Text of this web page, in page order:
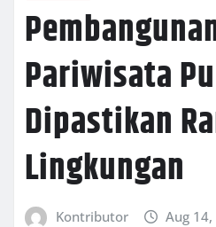
Pariwisata
Dipastikan
Lingkungan
Kontributor Aug